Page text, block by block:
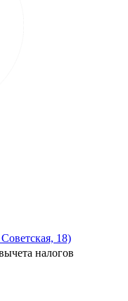
18)
налогов